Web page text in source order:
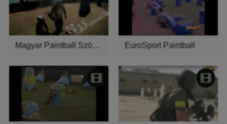
Magyar Paintball Szövetség Utánpótlás Akadémia Videó EuroSport Paintball